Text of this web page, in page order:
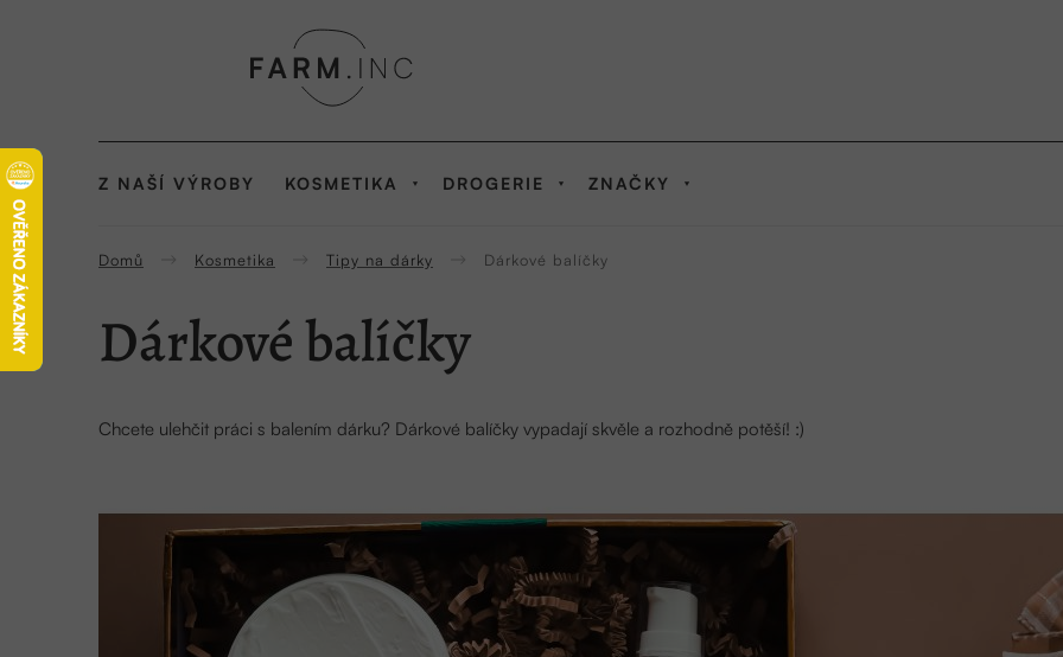
Z NAŠÍ VÝROBY KOSMETIKA DROGERIE ZNAČKY
Domů Kosmetika Tipy na dárky Dárkové balíčky
Dárkové balíčky
Chcete ulehčit práci s balením dárku? Dárkové balíčky vypadají skvěle a rozhodně potěší! :)